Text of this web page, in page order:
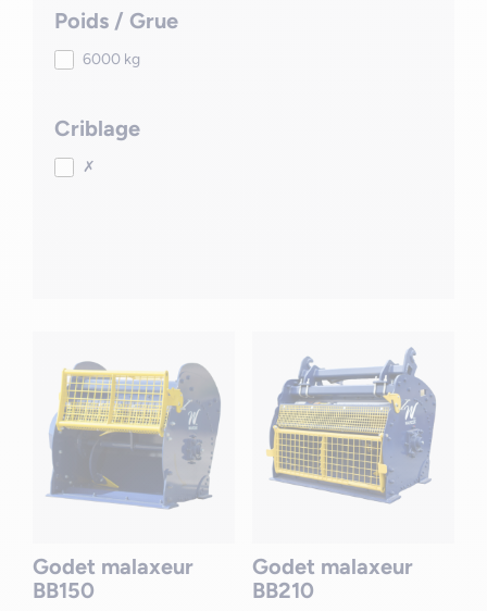
Poids / Grue
6000 kg
Criblage
✗
Godet malaxeur
BB150
Godet malaxeur
BB210